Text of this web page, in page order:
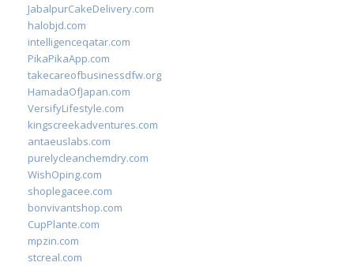
JabalpurCakeDelivery.com
halobjd.com
intelligenceqatar.com
PikaPikaApp.com
takecareofbusinessdfw.org
HamadaOfJapan.com
VersifyLifestyle.com
kingscreekadventures.com
antaeuslabs.com
purelycleanchemdry.com
WishOping.com
shoplegacee.com
bonvivantshop.com
CupPlante.com
mpzin.com
stcreal.com